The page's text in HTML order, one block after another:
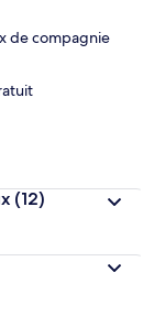
de compagnie
(12)